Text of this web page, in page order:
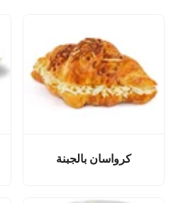
كرواسان بالجبنة